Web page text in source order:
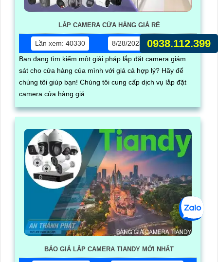
LẮP CAMERA CỬA HÀNG GIÁ RẺ
Lần xem: 40330
8/28/2023 4:17:00 PM
Bạn đang tìm kiếm một giải pháp lắp đặt camera giám
sát cho cửa hàng của mình với giá cả hợp lý? Hãy để
chúng tôi giúp bạn! Chúng tôi cung cấp dịch vụ lắp đặt
camera cửa hàng giá...
BÁO GIÁ LẮP CAMERA TIANDY MỚI NHẤT
0938.112.399